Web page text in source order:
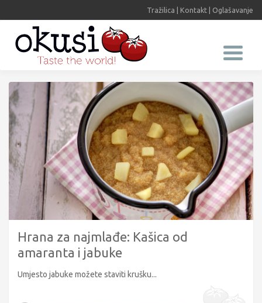
Tražilica Kontakt Oglašavanje
Hrana za najmlađe: Kašica od
amaranta i jabuke
Umjesto jabuke možete staviti krušku...